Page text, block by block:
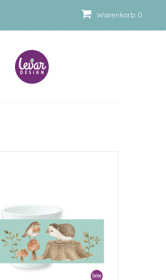
Warenkorb: 0